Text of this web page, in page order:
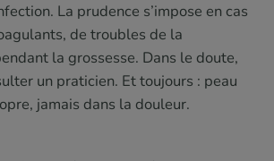
La prudence s’impose en cas
de troubles de la
la grossesse. Dans le doute,
un praticien. Et toujours : peau
jamais dans la douleur.